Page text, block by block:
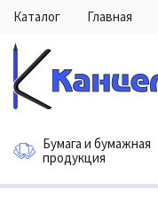
Каталог Главная
Бумага и бумажная
продукция